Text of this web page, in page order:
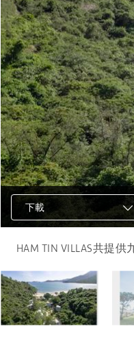
下載
HAM TIN VILLAS共提
下載
下載